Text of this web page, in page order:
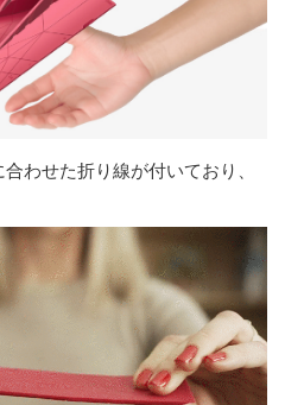
わせた折り線が付いており、